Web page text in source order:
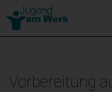
Barrierefreie
Bedienung
Vorbereitung